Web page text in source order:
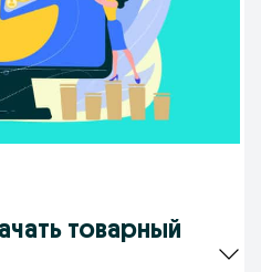
товарный